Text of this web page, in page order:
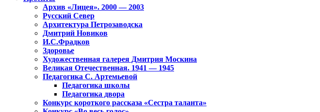
Архив «Лицея». 2000 — 2003
Русский Север
Архитектура Петрозаводска
Дмитрий Новиков
И.С.Фрадков
Здоровье
Художественная галерея Дмитрия Москина
Великая Отечественная. 1941 — 1945
Педагогика С. Артемьевой
Педагогика школы
Педагогика двора
Конкурс короткого рассказа «Сестра таланта»